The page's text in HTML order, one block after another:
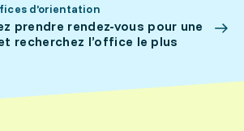
d’orientation
prendre rendez-vous pour une
recherchez l’office le plus